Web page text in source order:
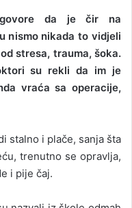
govore da je čir na
nismo nikada to vidjeli
stresa, trauma, šoka.
su rekli da im je
vraća sa operacije,
stalno i plače, sanja šta
trenutno se opravlja,
i pije čaj.